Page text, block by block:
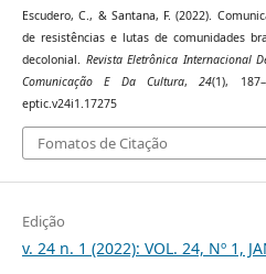
Escudero, C., & Santana, F. (2022).
de resistências e lutas de comunidades
decolonial. Revista Eletrônica Internacional
Comunicação E Da Cultura,24(1),
eptic.v24i1.17275
Fomatos de Citação
Edição
v. 24 n. 1 (2022): VOL. 24, Nº 1,